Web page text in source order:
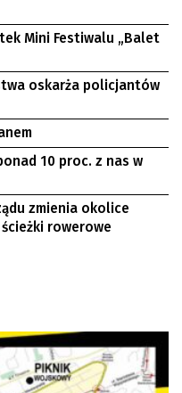
Mini Festiwalu „Balet
oskarża policjantów
10 proc. z nas w
zmienia okolice
rowerowe